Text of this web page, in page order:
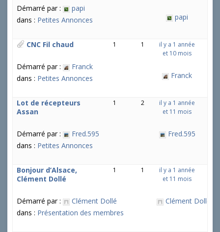
Démarré par :
papi
dans : Petites Annonces papi
CNC Fil chaud
Démarré par :
Franck
dans : Petites Annonces
1 1
il y a 1 année
et 10 mois
Franck
Lot de récepteurs
Assan
Démarré par :
Fred.595
dans : Petites Annonces
1 2
il y a 1 année
et 11 mois
Fred.595
Bonjour d’Alsace,
Clément Dollé
Démarré par :
Clément Dollé
dans : Présentation des membres
1 1
il y a 1 année
et 11 mois
Clément Dollé